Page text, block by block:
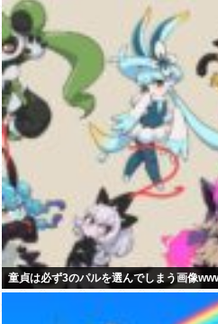
童貞は必ず3のパルを選んでしまう画像